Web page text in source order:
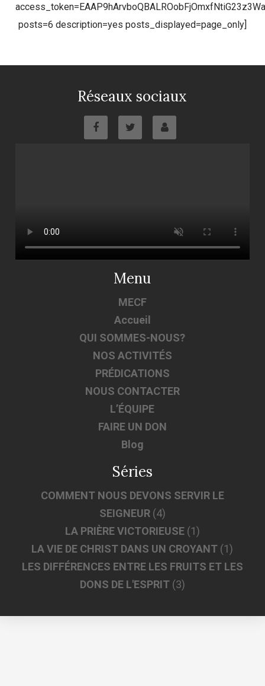
posts=6 description=yes posts_displayed=page_only]
Réseaux sociaux
Menu
MECF
Accueil
QUI SOMMES-NOUS?
NOS ACTIVITÉS
PRÉDICATIONS
NOUS CONTACTER
L’ÉQUIPE
FAIRE UN DON
Blog
Séries
COMMENT NOUS DEVONS SERVIR LE
SEIGNEUR(4)
LA PRIÈRE VICTORIEUSE(1)
LA VIE DE CHRIST DANS UN CROYANT (1)
LES DIFFÉRENCES ENTRE LES FRUITS ET LES
DONS DE L'ESPRIT(3)